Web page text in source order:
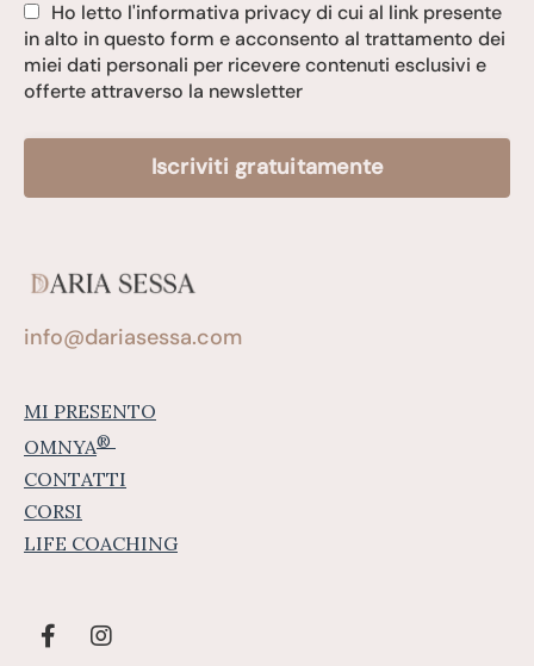
Ho letto l'informativa privacy di cui al link presente
in alto in questo form e acconsento al trattamento dei
miei dati personali per ricevere contenuti esclusivi e
offerte attraverso la newsletter
Iscriviti gratuitamente
info@dariasessa.com
MI PRESENTO
OMNYA®
CONTATTI
CORSI
LIFE COACHING